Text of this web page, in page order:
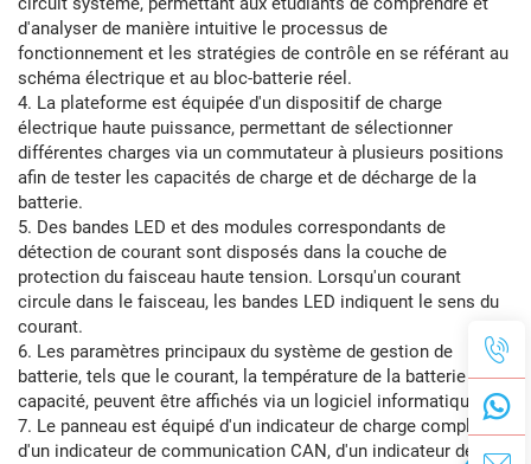
d'analyser de manière intuitive le processus de
fonctionnement et les stratégies de contrôle en se référant au
schéma électrique et au bloc-batterie réel.
4. La plateforme est équipée d'un dispositif de charge
électrique haute puissance, permettant de sélectionner
différentes charges via un commutateur à plusieurs positions
afin de tester les capacités de charge et de décharge de la
batterie.
5. Des bandes LED et des modules correspondants de
détection de courant sont disposés dans la couche de
protection du faisceau haute tension. Lorsqu'un courant
circule dans le faisceau, les bandes LED indiquent le sens du
courant.
6. Les paramètres principaux du système de gestion de
batterie, tels que le courant, la température de la batterie et la
capacité, peuvent être affichés via un logiciel informatique.
7. Le panneau est équipé d'un indicateur de charge complète,
d'un indicateur de communication CAN, d'un indicateur de